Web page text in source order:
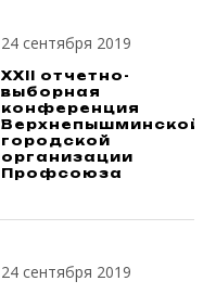
24 сентября 2019
XXII отчетно-
выборная
конференция
Верхнепышминской
городской
организации
Профсоюза
24 сентября 2019